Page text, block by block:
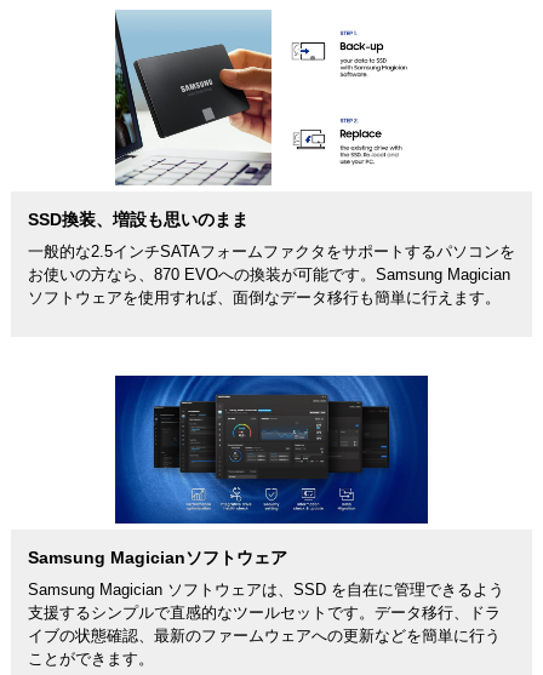
SSD換装、増設も思いのまま
一般的な2.5インチSATAフォームファクタをサポートするパソコンを
お使いの方なら、870 EVOへの換装が可能です。Samsung Magician
ソフトウェアを使用すれば、面倒なデータ移行も簡単に行えます。
Samsung Magicianソフトウェア
Samsung Magician ソフトウェアは、SSD を自在に管理できるよう
支援するシンプルで直感的なツールセットです。データ移行、ドラ
イブの状態確認、最新のファームウェアへの更新などを簡単に行う
ことができます。